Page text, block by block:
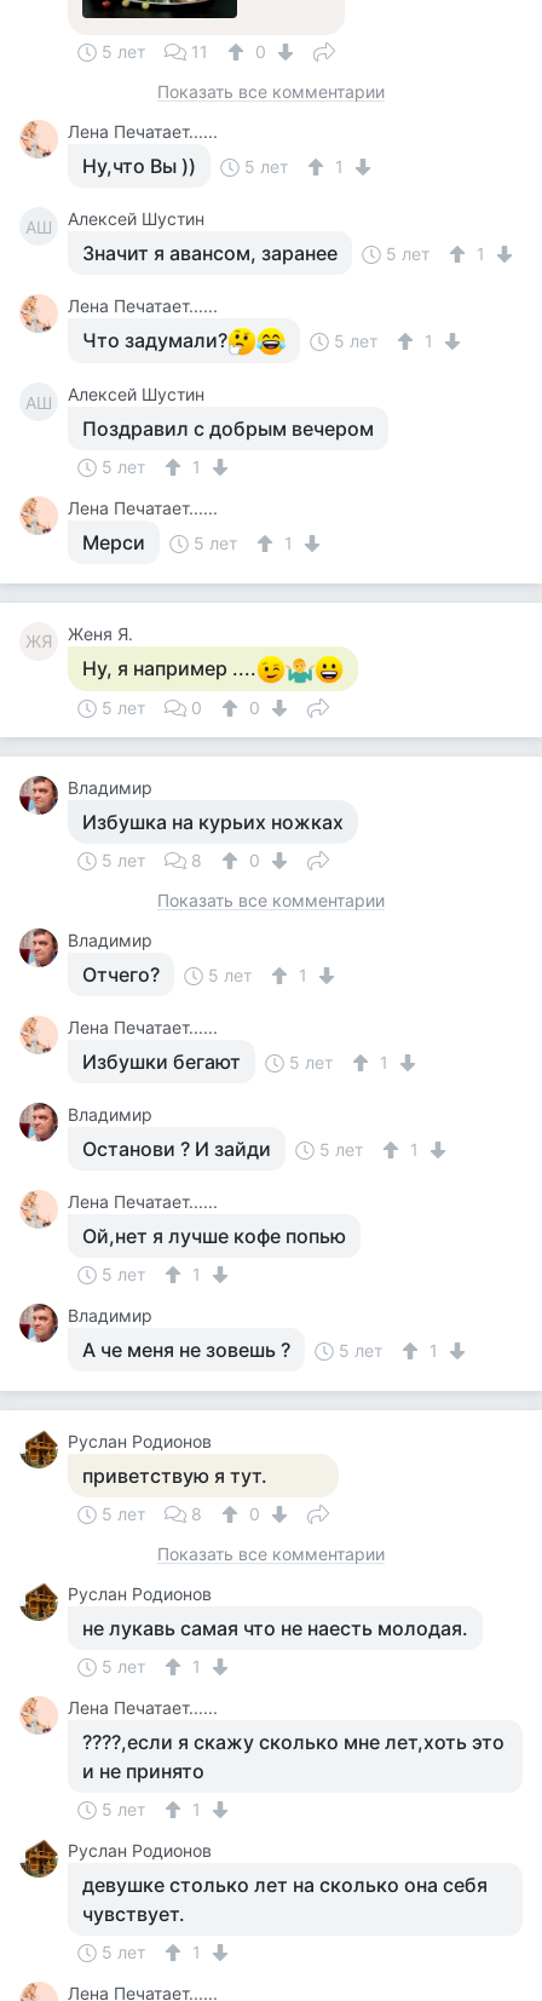
5 лет 11
0
Показать все комментарии
Лена Печатает......
Ну,что Вы )) 5 лет 1
АШ Алексей Шустин
Значит я авансом, заранее 5 лет 1
Лена Печатает......
Что задумали? 5 лет 1
АШ Алексей Шустин
Поздравил с добрым вечером
5 лет
1
Лена Печатает......
Мерси 5 лет 1
ЖЯ Женя Я.
Ну, я например ....
5 лет 0 0
Владимир
Избушка на курьих ножках
5 лет 8
0
Показать все комментарии
Владимир
Отчего? 5 лет 1
Лена Печатает......
Избушки бегают 5 лет 1
Владимир
Останови ? И зайди 5 лет 1
Лена Печатает......
Ой,нет я лучше кофе попью
5 лет
1
Владимир
А че меня не зовешь ? 5 лет 1
Руслан Родионов
приветствую я тут.
5 лет 8
0
Показать все комментарии
Руслан Родионов
не лукавь самая что не наесть молодая.
5 лет
1
Лена Печатает......
????,если я скажу сколько мне лет,хоть это
и не принято
5 лет
1
Руслан Родионов
девушке столько лет на сколько она себя
чувствует.
5 лет
1
Лена Печатает......